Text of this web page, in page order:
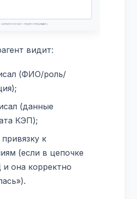
видит:
(ФИО/роль/
(данные
КЭП);
к
(если в цепочке
она корректно